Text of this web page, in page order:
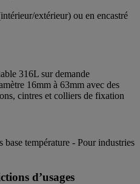
extérieur) ou en encastré
316L sur demande
16mm à 63mm avec des
cintres et colliers de fixation
base température - Pour industries
d’usages